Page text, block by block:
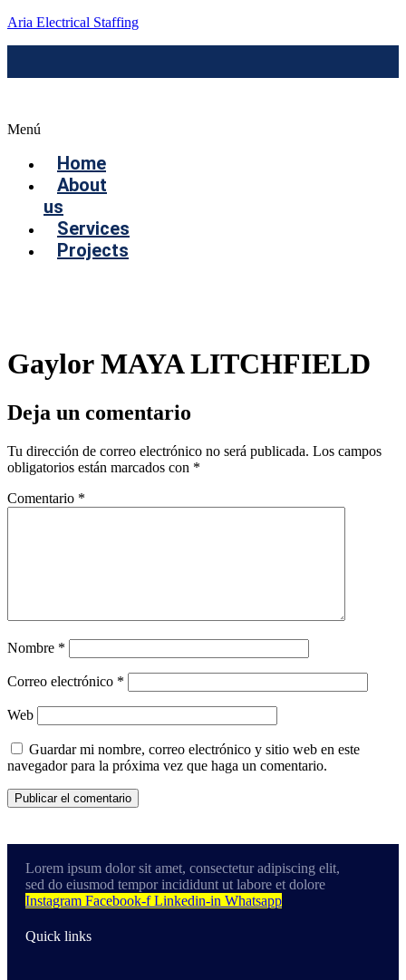
Aria Electrical Staffing
Menú
Home
About
us
Services
Projects
Gaylor MAYA LITCHFIELD
Deja un comentario
Tu dirección de correo electrónico no será publicada. Los campos
obligatorios están marcados con *
Comentario *
Nombre *
Correo electrónico *
Web
Guardar mi nombre, correo electrónico y sitio web en este
navegador para la próxima vez que haga un comentario.
Lorem ipsum dolor sit amet, consectetur adipiscing elit,
sed do eiusmod tempor incididunt ut labore et dolore
Instagram Facebook-f Linkedin-in Whatsapp
Quick links